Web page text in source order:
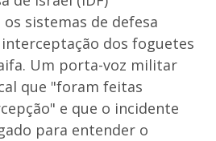
sistemas de defesa
dos foguetes
Um porta-voz militar
que "foram feitas
e que o incidente
para entender o